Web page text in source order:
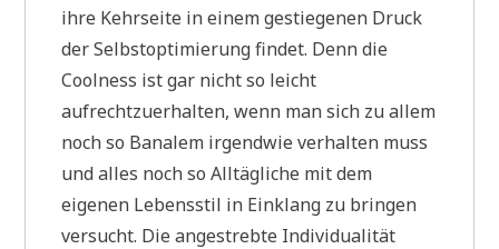
ihre Kehrseite in einem gestiegenen Druck
der Selbstoptimierung findet. Denn die
Coolness ist gar nicht so leicht
aufrechtzuerhalten, wenn man sich zu allem
noch so Banalem irgendwie verhalten muss
und alles noch so Alltägliche mit dem
eigenen Lebensstil in Einklang zu bringen
versucht. Die angestrebte Individualität